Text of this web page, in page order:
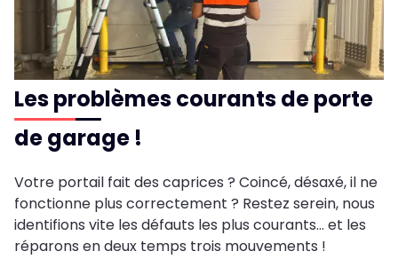
Les problèmes courants de porte
de garage !
Votre portail fait des caprices ? Coincé, désaxé, il ne
fonctionne plus correctement ? Restez serein, nous
identifions vite les défauts les plus courants... et les
réparons en deux temps trois mouvements !